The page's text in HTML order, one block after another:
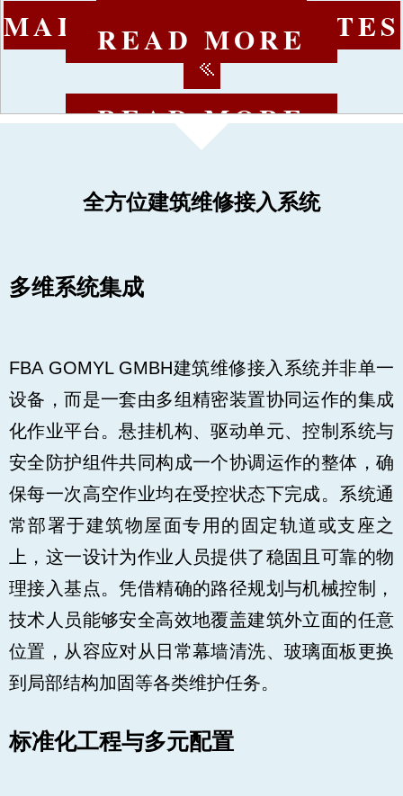
MAINTENANCE UNITES
READ MORE
READ MORE
MAINTENANCE UNITES
READ MORE
MAINTENANCE UNITES
READ MORE
全方位建筑维修接入系统
多维系统集成
FBA GOMYL GMBH建筑维修接入系统并非单一
设备，而是一套由多组精密装置协同运作的集成
化作业平台。悬挂机构、驱动单元、控制系统与
安全防护组件共同构成一个协调运作的整体，确
保每一次高空作业均在受控状态下完成。系统通
常部署于建筑物屋面专用的固定轨道或支座之
上，这一设计为作业人员提供了稳固且可靠的物
理接入基点。凭借精确的路径规划与机械控制，
技术人员能够安全高效地覆盖建筑外立面的任意
位置，从容应对从日常幕墙清洗、玻璃面板更换
到局部结构加固等各类维护任务。
标准化工程与多元配置